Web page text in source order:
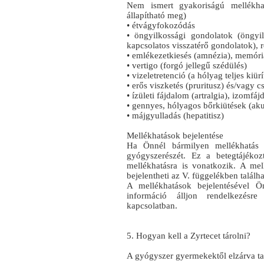
Nem ismert gyakoriságú
állapítható meg)
• étvágyfokozódás
• öngyilkossági gondolatok
kapcsolatos visszatérő gondolatok),
• emlékezetkiesés (amnézia),
• vertigo (forgó jellegű szédülés)
• vizeletretenció (a hólyag teljes
• erős viszketés (pruritusz) és/vagy
• ízületi fájdalom (artralgia),
• gennyes, hólyagos bőrkiütések
• májgyulladás (hepatitisz)
Mellékhatások bejelentése
Ha Önnél bármilyen mellékhatás
gyógyszerészét. Ez a
mellékhatásra is vonatkozik. A
bejelentheti az V. függelékben
A mellékhatások bejelentésével
információ álljon
kapcsolatban.
5. Hogyan kell a Zyrtecet tárolni?
A gyógyszer gyermekektől elzárva